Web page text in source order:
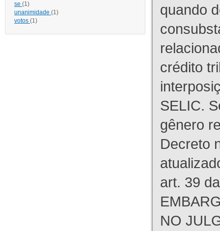
se (1)
unanimidade (1)
votos (1)
quando
crédito
SELIC.
gênero
Decreto
art. 39
NO